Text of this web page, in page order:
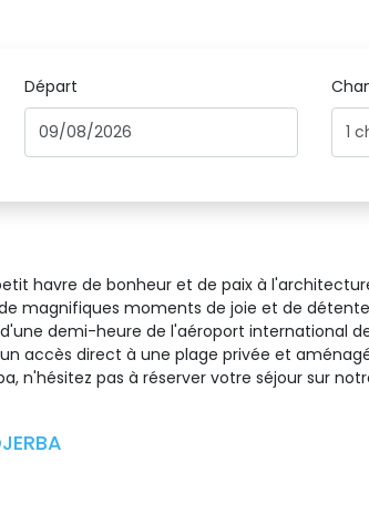
Départ
1
havre de bonheur et de paix à
magnifiques moments de joie et de
demi-heure de l'aéroport international
accès direct à une plage privée et
n'hésitez pas à réserver votre séjour sur